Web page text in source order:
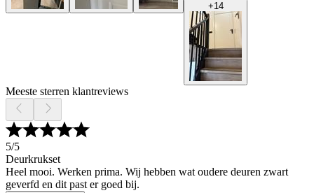
+14
Meeste sterren klantreviews
5/5
Deurkrukset
Heel mooi. Werken prima. Wij hebben wat oudere deuren zwart
geverfd en dit past er goed bij.